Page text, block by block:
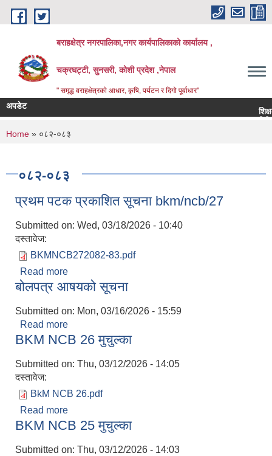
Skip to main content
बराहक्षेत्र नगरपालिका,नगर कार्यपालिकाको कार्यालय ,
चक्रघट्टी, सुनसरी, कोशी प्रदेश ,नेपाल
" समृद्ध वराहक्षेत्रकाे आधार, कृषि, पर्यटन र दिगो पूर्वाधार"
अपडेट
शिक्षक
You are here
Home » ०८२-०८३
०८२-०८३
प्रथम पटक प्रकाशित सूचना bkm/ncb/27
Submitted on: Wed, 03/18/2026 - 10:40
दस्तावेज:
BKMNCB272082-83.pdf
Read more
बोलपत्र आषयको सूचना
Submitted on: Mon, 03/16/2026 - 15:59
Read more
BKM NCB 26 मुचुल्का
Submitted on: Thu, 03/12/2026 - 14:05
दस्तावेज:
BkM NCB 26.pdf
Read more
BKM NCB 25 मुचुल्का
Submitted on: Thu, 03/12/2026 - 14:03